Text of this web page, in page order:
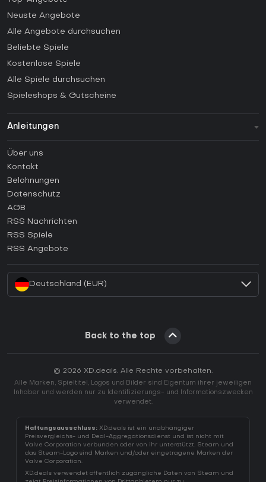
Neuste Angebote
Alle Angebote durchsuchen
Beliebte Spiele
Kostenlose Spiele
Alle Spiele durchsuchen
Spieleshops & Gutscheine
Anleitungen
Anleitungen
Wie aktiviert man einen Steam CD Key?
Wie aktiviert man einen Epic Games CD Key?
Wie aktiviert man einen GOG CD Key?
Wie aktiviert man einen Ubisoft Connect CD Key?
Über uns
Kontakt
Belohnungen
Datenschutz
AGB
RSS Nachrichten
RSS Spiele
RSS Angebote
Deutschland (EUR)
Back to the top
© 2026 XD.deals. Alle Rechte vorbehalten.
Alle Marken, Spieltitel, Logos und Bilder sind Eigentum ihrer jeweiligen
Inhaber und werden nur zu Identifizierungs- und Informationszwecken
verwendet.
Haftungsausschluss: XD.deals ist ein unabhängiger
Preisvergleichs- und Deal-Aggregationsdienst und ist nicht mit
Valve Corporation verbunden oder von ihr unterstützt. Steam und
das Steam-Logo sind Marken und/oder eingetragene Marken der
Valve Corporation.
XD.deals verwendet öffentlich zugängliche Daten von Steam und